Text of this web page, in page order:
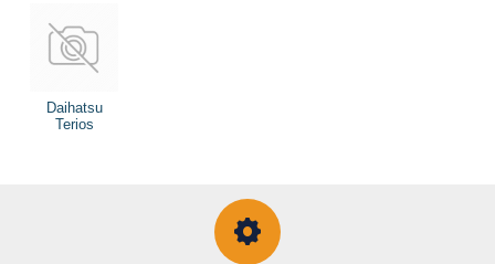
Daihatsu
Terios